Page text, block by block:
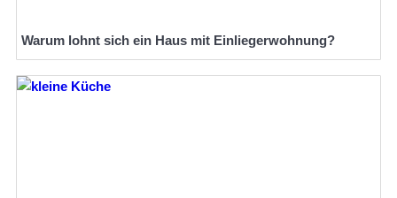
Warum lohnt sich ein Haus mit Einliegerwohnung?